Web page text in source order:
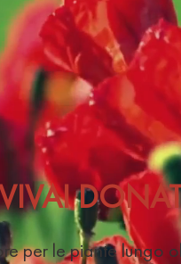
per le piante lungo